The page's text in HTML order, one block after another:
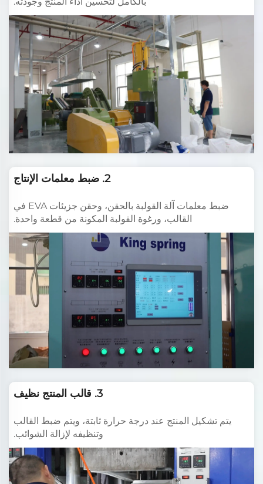
2. ضبط معلمات الإنتاج
ضبط معلمات آلة القولبة بالحقن، وحقن جزيئات EVA في
القالب، ورغوة القولبة المكونة من قطعة واحدة.
3. قالب المنتج نظيف
يتم تشكيل المنتج عند درجة حرارة ثابتة، ويتم ضبط القالب
وتنظيفه لإزالة الشوائب.